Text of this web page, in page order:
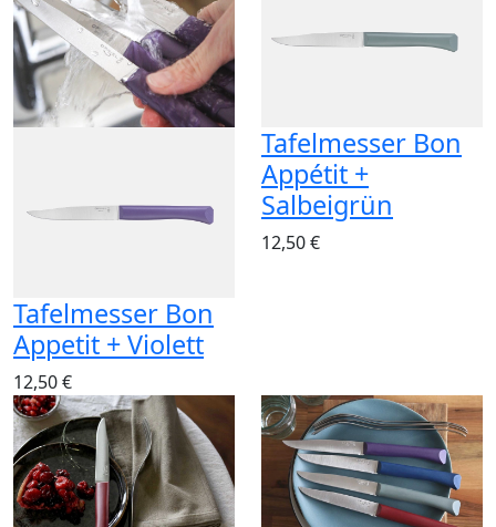
Tafelmesser Bon
Appetit + Violett
12,50 €
Tafelmesser Bon
Appétit +
Salbeigrün
12,50 €